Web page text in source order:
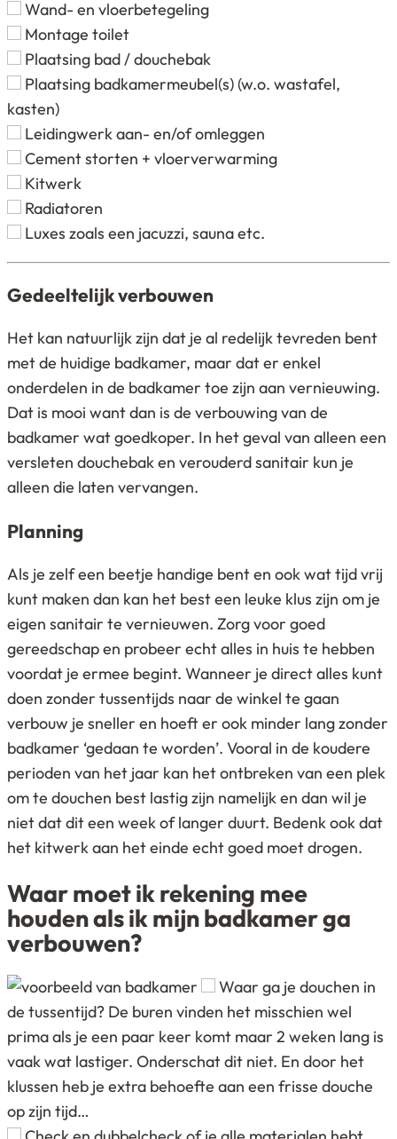
Wand- en vloerbetegeling
Montage toilet
Plaatsing bad / douchebak
Plaatsing badkamermeubel(s) (w.o. wastafel,
kasten)
Leidingwerk aan- en/of omleggen
Cement storten + vloerverwarming
Kitwerk
Radiatoren
Luxes zoals een jacuzzi, sauna etc.
Gedeeltelijk verbouwen
Het kan natuurlijk zijn dat je al redelijk tevreden bent
met de huidige badkamer, maar dat er enkel
onderdelen in de badkamer toe zijn aan vernieuwing.
Dat is mooi want dan is de verbouwing van de
badkamer wat goedkoper. In het geval van alleen een
versleten douchebak en verouderd sanitair kun je
alleen die laten vervangen.
Planning
Als je zelf een beetje handige bent en ook wat tijd vrij
kunt maken dan kan het best een leuke klus zijn om je
eigen sanitair te vernieuwen. Zorg voor goed
gereedschap en probeer echt alles in huis te hebben
voordat je ermee begint. Wanneer je direct alles kunt
doen zonder tussentijds naar de winkel te gaan
verbouw je sneller en hoeft er ook minder lang zonder
badkamer ‘gedaan te worden’. Vooral in de koudere
perioden van het jaar kan het ontbreken van een plek
om te douchen best lastig zijn namelijk en dan wil je
niet dat dit een week of langer duurt. Bedenk ook dat
het kitwerk aan het einde echt goed moet drogen.
Waar moet ik rekening mee
houden als ik mijn badkamer ga
verbouwen?
Waar ga je douchen in
de tussentijd? De buren vinden het misschien wel
prima als je een paar keer komt maar 2 weken lang is
vaak wat lastiger. Onderschat dit niet. En door het
klussen heb je extra behoefte aan een frisse douche
op zijn tijd…